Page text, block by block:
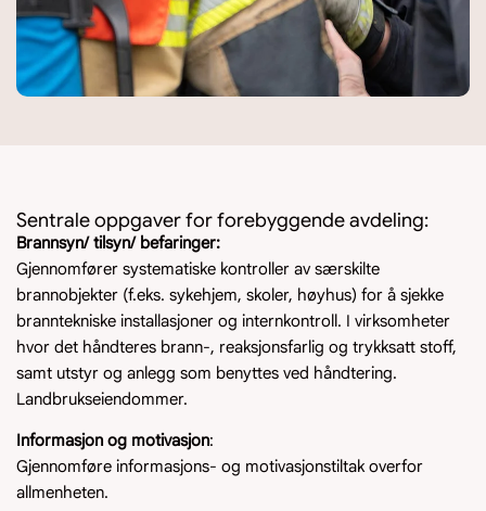
Sentrale oppgaver for forebyggende avdeling:
Brannsyn/ tilsyn/ befaringer:
Gjennomfører systematiske kontroller av særskilte
brannobjekter (f.eks. sykehjem, skoler, høyhus) for å sjekke
branntekniske installasjoner og internkontroll. I virksomheter
hvor det håndteres brann-, reaksjonsfarlig og trykksatt stoff,
samt utstyr og anlegg som benyttes ved håndtering.
Landbrukseiendommer.
Informasjon og motivasjon:
Gjennomføre informasjons- og motivasjonstiltak overfor
allmenheten.